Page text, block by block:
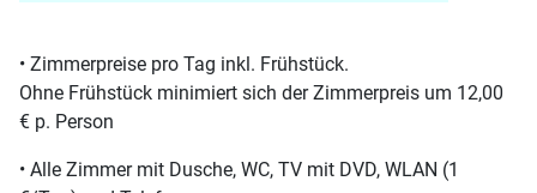
• Zimmerpreise pro Tag inkl. Frühstück.
Ohne Frühstück minimiert sich der Zimmerpreis um 12,00
€ p. Person
• Alle Zimmer mit Dusche, WC, TV mit DVD, WLAN (1